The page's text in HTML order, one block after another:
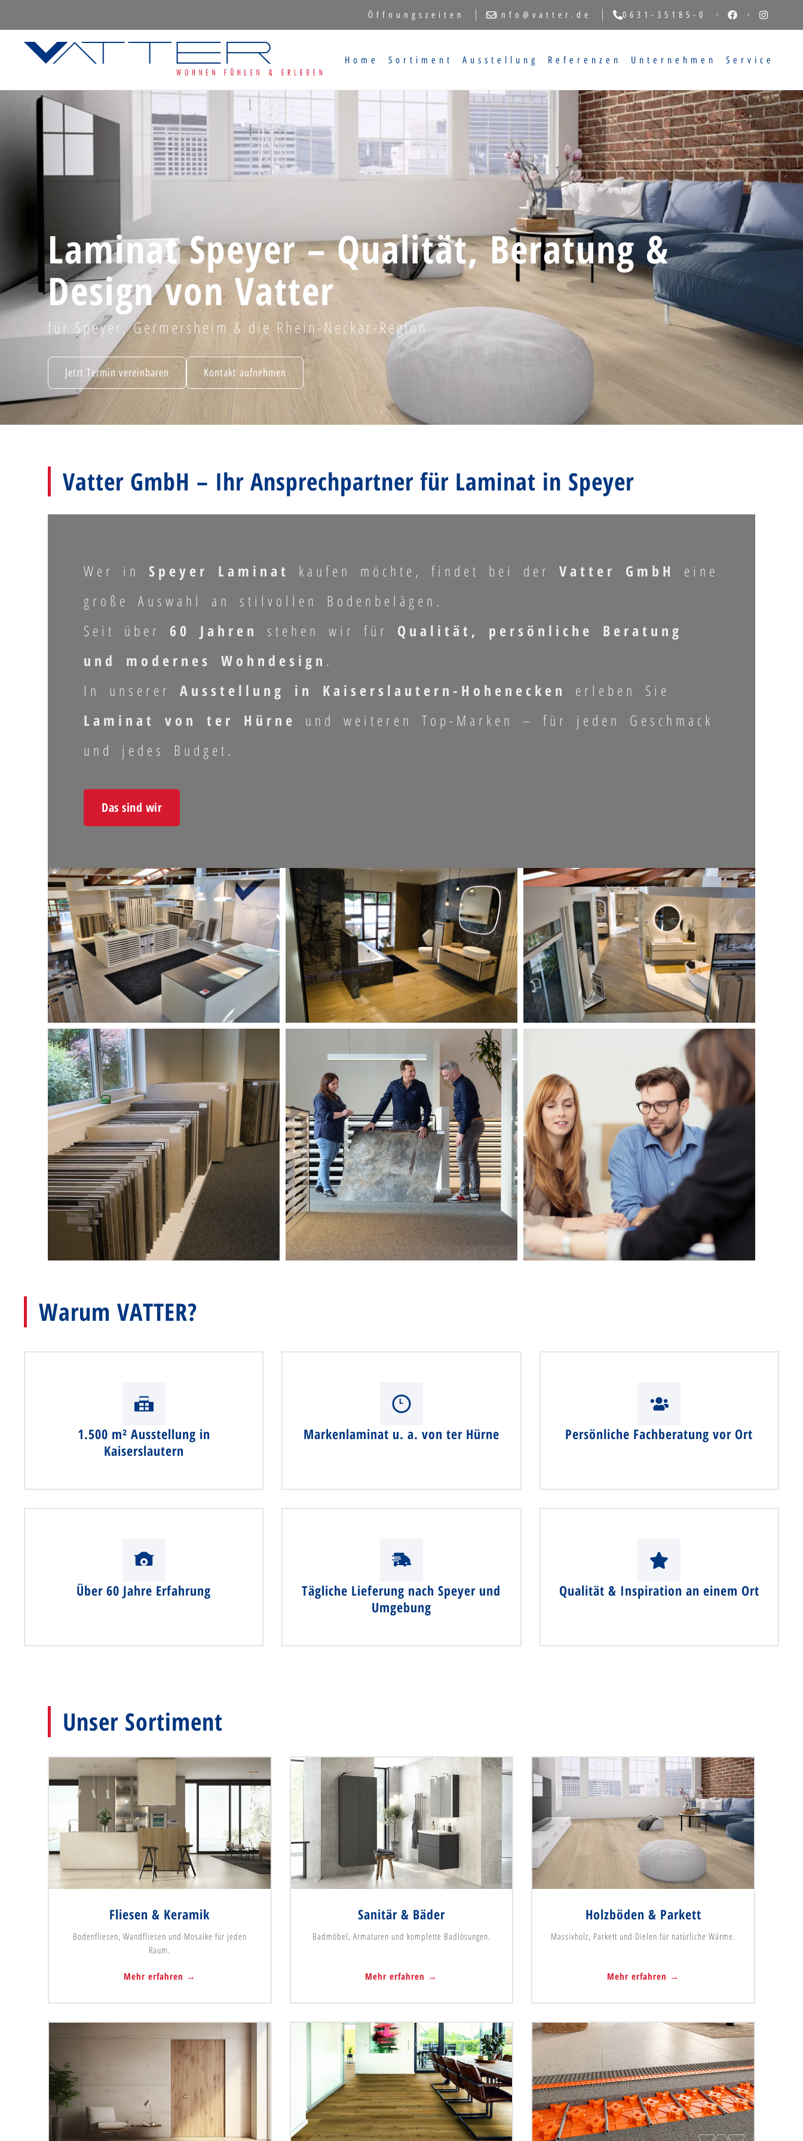
Öffnungszeiten info@vatter.de 0631-35185-0
Home Sortiment Ausstellung Referenzen Unternehmen Service
Laminat Speyer – Qualität, Beratung &
Design von Vatter
für Speyer, Germersheim & die Rhein-Neckar-Region
Jetzt Termin vereinbaren Kontakt aufnehmen
Vatter GmbH – Ihr Ansprechpartner für Laminat in Speyer
Wer in Speyer Laminat kaufen möchte, findet bei der Vatter GmbH
eine
große Auswahl an stilvollen Bodenbelägen.
Seit über 60 Jahren stehen wir für Qualität, persönliche Beratung
und modernes Wohndesign .
In unserer Ausstellung in Kaiserslautern-Hohenecken
erleben Sie
Laminat von ter Hürne
und weiteren Top-Marken – für jeden Geschmack
und jedes Budget.
Das sind wir
Warum VATTER?
1.500 m² Ausstellung in
Kaiserslautern
Markenlaminat u. a. von ter Hürne Persönliche Fachberatung vor Ort
Über 60 Jahre Erfahrung
Tägliche Lieferung nach Speyer und
Umgebung
Qualität & Inspiration an einem Ort
Unser Sortiment
Fliesen & Keramik
Bodenfliesen, Wandfliesen und Mosaike für jeden
Raum.
Mehr erfahren →
Sanitär & Bäder
Badmöbel, Armaturen und komplette Badlösungen.
Mehr erfahren →
Holzböden & Parkett
Massivholz, Parkett und Dielen für natürliche Wärme.
Mehr erfahren →